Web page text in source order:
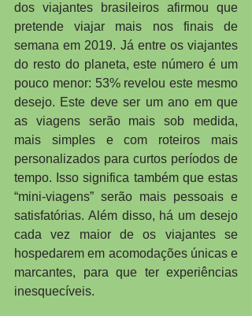
dos viajantes brasileiros afirmou que
pretende viajar mais nos finais de
semana em 2019. Já entre os viajantes
do resto do planeta, este número é um
pouco menor: 53% revelou este mesmo
desejo. Este deve ser um ano em que
as viagens serão mais sob medida,
mais simples e com roteiros mais
personalizados para curtos períodos de
tempo. Isso significa também que estas
“mini-viagens” serão mais pessoais e
satisfatórias. Além disso, há um desejo
cada vez maior de os viajantes se
hospedarem em acomodações únicas e
marcantes, para que ter experiências
inesquecíveis.